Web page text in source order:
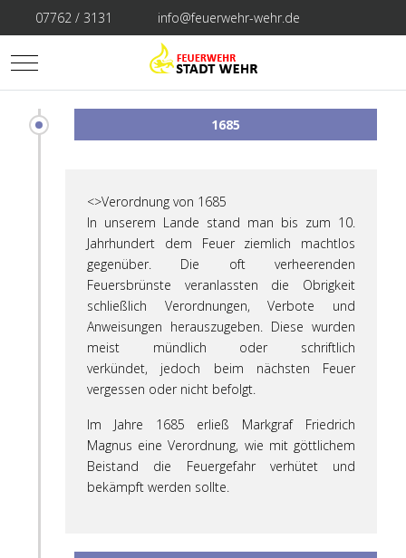
07762 / 3131 info@feuerwehr-wehr.de
Mobile Menu Toggle
1685
<>Verordnung von 1685
In unserem Lande stand man bis zum 10.
Jahrhundert dem Feuer ziemlich machtlos
gegenüber. Die oft verheerenden
Feuersbrünste veranlassten die Obrigkeit
schließlich Verordnungen, Verbote und
Anweisungen herauszugeben. Diese wurden
meist mündlich oder schriftlich
verkündet, jedoch beim nächsten Feuer
vergessen oder nicht befolgt.
Im Jahre 1685 erließ Markgraf Friedrich
Magnus eine Verordnung, wie mit göttlichem
Beistand die Feuergefahr verhütet und
bekämpft werden sollte.